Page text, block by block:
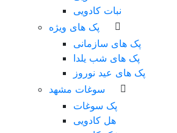
نبات کادویی
پک های ویژه
پک های سازمانی
پک های شب یلدا
پک های عید نوروز
سوغات مشهد
پک سوغات
هل کادویی